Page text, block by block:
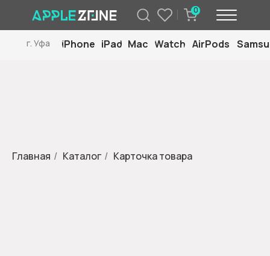
0
iPhone iPad Mac Watch AirPods
г. Уфа
Главная / Каталог / Карточка товара